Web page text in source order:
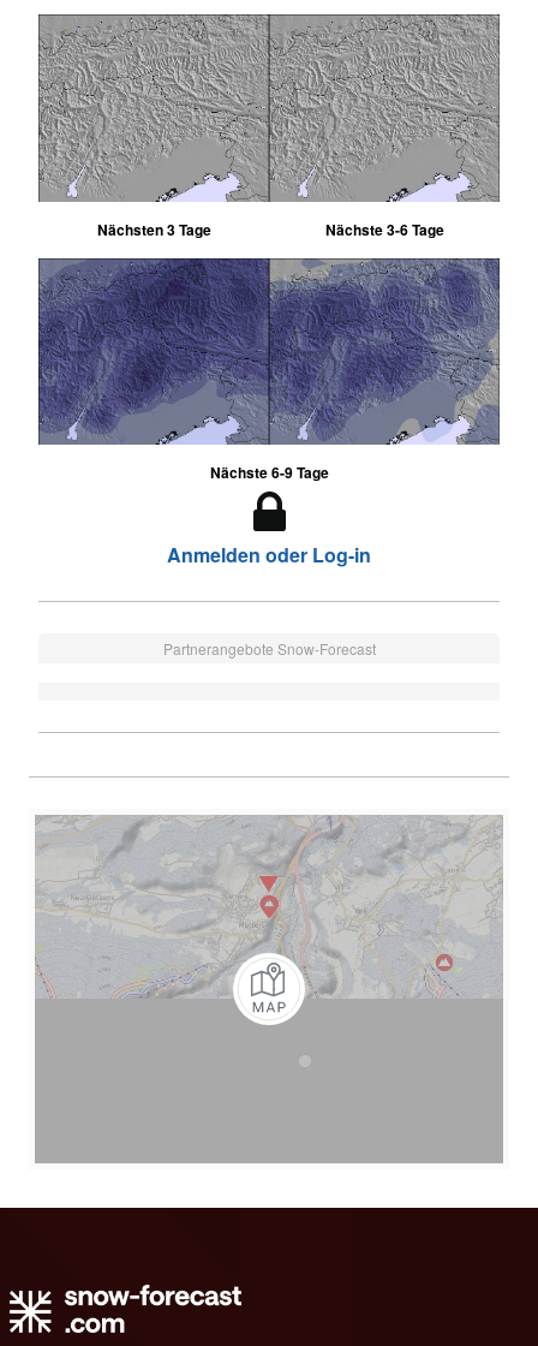
Nächsten 3 Tage Nächste 3-6 Tage
Nächste 6-9 Tage
Anmelden oder Log-in
Partnerangebote Snow-Forecast